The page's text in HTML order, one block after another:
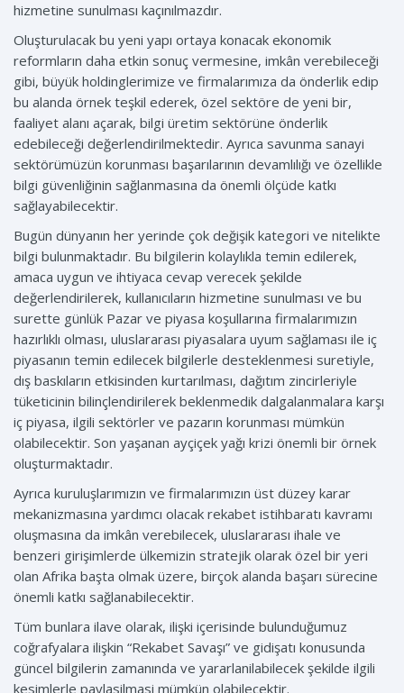
hizmetine sunulması kaçınılmazdır.
Oluşturulacak bu yeni yapı ortaya konacak ekonomik
reformların daha etkin sonuç vermesine, imkân verebileceği
gibi, büyük holdinglerimize ve firmalarımıza da önderlik edip
bu alanda örnek teşkil ederek, özel sektöre de yeni bir,
faaliyet alanı açarak, bilgi üretim sektörüne önderlik
edebileceği değerlendirilmektedir. Ayrıca savunma sanayi
sektörümüzün korunması başarılarının devamlılığı ve özellikle
bilgi güvenliğinin sağlanmasına da önemli ölçüde katkı
sağlayabilecektir.
Bugün dünyanın her yerinde çok değişik kategori ve nitelikte
bilgi bulunmaktadır. Bu bilgilerin kolaylıkla temin edilerek,
amaca uygun ve ihtiyaca cevap verecek şekilde
değerlendirilerek, kullanıcıların hizmetine sunulması ve bu
surette günlük Pazar ve piyasa koşullarına firmalarımızın
hazırlıklı olması, uluslararası piyasalara uyum sağlaması ile iç
piyasanın temin edilecek bilgilerle desteklenmesi suretiyle,
dış baskıların etkisinden kurtarılması, dağıtım zincirleriyle
tüketicinin bilinçlendirilerek beklenmedik dalgalanmalara karşı
iç piyasa, ilgili sektörler ve pazarın korunması mümkün
olabilecektir. Son yaşanan ayçiçek yağı krizi önemli bir örnek
oluşturmaktadır.
Ayrıca kuruluşlarımızın ve firmalarımızın üst düzey karar
mekanizmasına yardımcı olacak rekabet istihbaratı kavramı
oluşmasına da imkân verebilecek, uluslararası ihale ve
benzeri girişimlerde ülkemizin stratejik olarak özel bir yeri
olan Afrika başta olmak üzere, birçok alanda başarı sürecine
önemli katkı sağlanabilecektir.
Tüm bunlara ilave olarak, ilişki içerisinde bulunduğumuz
coğrafyalara ilişkin “Rekabet Savaşı” ve gidişatı konusunda
güncel bilgilerin zamanında ve yararlanilabilecek şekilde ilgili
kesimlerle paylasilmasi mümkün olabilecektir.